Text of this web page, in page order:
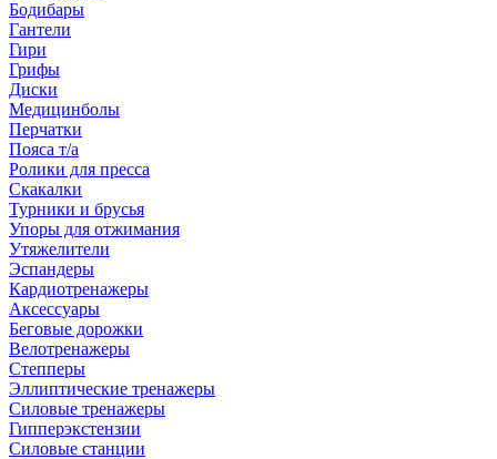
Бодибары
Гантели
Гири
Грифы
Диски
Медицинболы
Перчатки
Пояса т/а
Ролики для пресса
Скакалки
Турники и брусья
Упоры для отжимания
Утяжелители
Эспандеры
Кардиотренажеры
Аксессуары
Беговые дорожки
Велотренажеры
Степперы
Эллиптические тренажеры
Силовые тренажеры
Гипперэкстензии
Силовые станции